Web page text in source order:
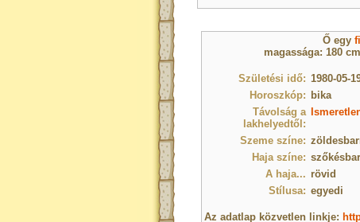
Ő egy
magassága: 180
Születési idő: 1980-05-
Horoszkóp: bika
Távolság a
lakhelyedtől:
Szeme színe:
Haja színe:
A haja... rövid
Stílusa: egyedi
Az adatlap közvetlen linkje: